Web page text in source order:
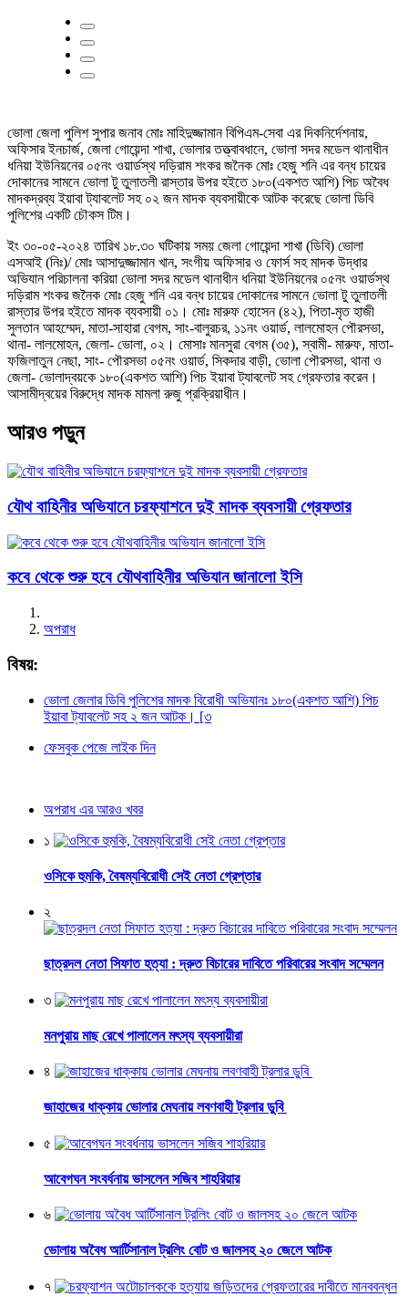
ভোলা জেলা পুলিশ সুপার জনাব মোঃ মাহিদুজ্জামান বিপিএম-সেবা এর দিকনির্দেশনায়,
অফিসার ইনচার্জ, জেলা গোয়েন্দা শাখা, ভোলার তত্ত্বাবধানে, ভোলা সদর মডেল থানাধীন
ধনিয়া ইউনিয়নের ০৫নং ওয়ার্ডস্থ দড়িরাম শংকর জনৈক মোঃ হেজু শনি এর বন্ধ চায়ের
দোকানের সামনে ভোলা টু তুলাতলী রাস্তার উপর হইতে ১৮০(একশত আশি) পিচ অবৈধ
মাদকদ্রব্য ইয়াবা ট্যাবলেট সহ ০২ জন মাদক ব্যবসায়ীকে আটক করেছে ভোলা ডিবি
পুলিশের একটি চৌকস টিম।
ইং ৩০-০৫-২০২৪ তারিখ ১৮.৩০ ঘটিকায় সময় জেলা গোয়েন্দা শাখা (ডিবি) ভোলা
এসআই (নিঃ)/ মোঃ আসাদুজ্জামান খান, সংগীয় অফিসার ও ফোর্স সহ মাদক উদ্ধার
অভিযান পরিচালনা করিয়া ভোলা সদর মডেল থানাধীন ধনিয়া ইউনিয়নের ০৫নং ওয়ার্ডস্থ
দড়িরাম শংকর জনৈক মোঃ হেজু শনি এর বন্ধ চায়ের দোকানের সামনে ভোলা টু তুলাতলী
রাস্তার উপর হইতে মাদক ব্যবসায়ী ০১। মোঃ মারুফ হোসেন (৪২), পিতা-মৃত হাজী
সুলতান আহম্মেদ, মাতা-সাহারা বেগম, সাং-বালুরচর, ১১নং ওয়ার্ড, লালমোহন পৌরসভা,
থানা- লালমোহন, জেলা- ভোলা, ০২। মোসাঃ মানসুরা বেগম (৩৫), স্বামী- মারুফ, মাতা-
ফজিলাতুন নেছা, সাং- পৌরসভা ০৫নং ওয়ার্ড, সিকদার বাড়ী, ভোলা পৌরসভা, থানা ও
জেলা- ভোলাদ্বয়কে ১৮০(একশত আশি) পিচ ইয়াবা ট্যাবলেট সহ গ্রেফতার করেন।
আসামীদ্বয়ের বিরুদ্ধে মাদক মামলা রুজু প্রক্রিয়াধীন।
আরও পড়ুন
যৌথ বাহিনীর অভিযানে চরফ্যাশনে দুই মাদক ব্যবসায়ী গ্রেফতার
কবে থেকে শুরু হবে যৌথবাহিনীর অভিযান জানালো ইসি
অপরাধ
বিষয়:
ভোলা জেলার ডিবি পুলিশের মাদক বিরোধী অভিযানঃ ১৮০(একশত আশি) পিচ
ইয়াবা ট্যাবলেট সহ ২ জন আটক। [৩
ফেসবুক পেজে লাইক দিন
অপরাধ এর আরও খবর
১
ওসিকে হুমকি, বৈষম্যবিরোধী সেই নেতা গ্রেপ্তার
২
ছাত্রদল নেতা সিফাত হত্যা : দ্রুত বিচারের দাবিতে পরিবারের সংবাদ সম্মেলন
৩
মনপুরায় মাছ রেখে পালালেন মৎস্য ব্যবসায়ীরা
৪
জাহাজের ধাক্কায় ভোলার মেঘনায় লবণবাহী ট্রলার ডুবি
৫
আবেগঘন সংবর্ধনায় ভাসলেন সজিব শাহরিয়ার
৬
ভোলায় অবৈধ আর্টিসানাল ট্রলিং বোট ও জালসহ ২০ জেলে আটক
৭